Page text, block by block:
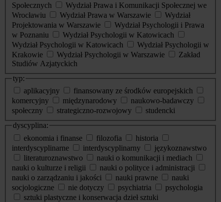
Społecznych
Wydział Prawa i Komunikacji Społecznej we
Wrocławiu
Wydział Prawa w Warszawie
Wydział
Projektowania w Warszawie
Wydział Psychologii i Prawa
w Poznaniu
Wydział Psychologii w Katowicach
Wydział Psychologii w Katowicach
Wydział Psychologii w
Krakowie
Wydział Psychologii w Warszawie
Zakład
Studiów Azjatyckich
typ:
aplikacyjny
finansowany ze środków europejskich
komercyjny
międzynarodowy
naukowo-badawczy
społeczny
strategiczno-rozwojowy
studencki
dyscyplina:
ekonomia i finanse
filozofia
historia
interdyscyplinarne
interdyscyplinarny
językoznawstwo
literaturoznawstwo
nauki o komunikacji i mediach
nauki o kulturze i religii
nauki o polityce i administracji
nauki o zarządzaniu i jakości
nauki prawne
nauki
socjologiczne
nie dotyczy psychiatria
psychologia
sztuki plastyczne i konserwacja dzieł sztuki